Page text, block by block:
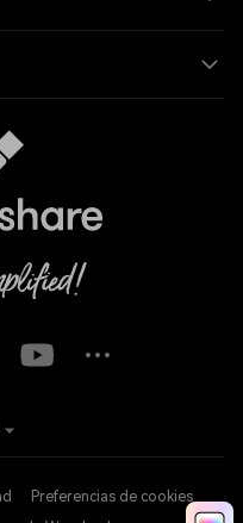
Preferencias de cookies